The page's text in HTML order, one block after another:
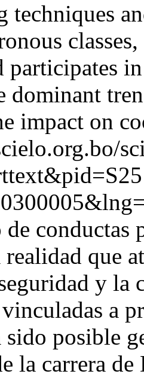
techniques
participates
dominant
impact on
conductas
que
y la
a
posible
la carrera